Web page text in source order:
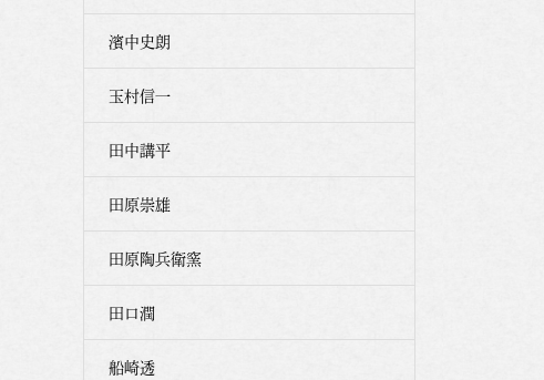
濱中史朗
玉村信一
田中講平
田原崇雄
田原陶兵衛窯
田口潤
船崎透